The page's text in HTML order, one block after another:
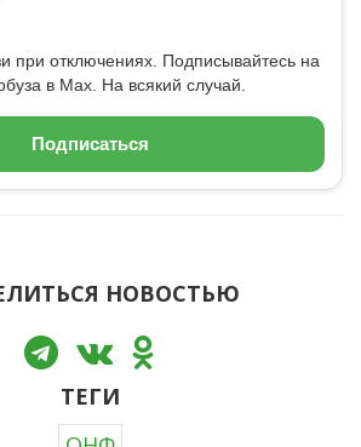
при отключениях. Подписывайтесь на
в Max. На всякий случай.
Подписаться
НОВОСТЬЮ
ТЕГИ